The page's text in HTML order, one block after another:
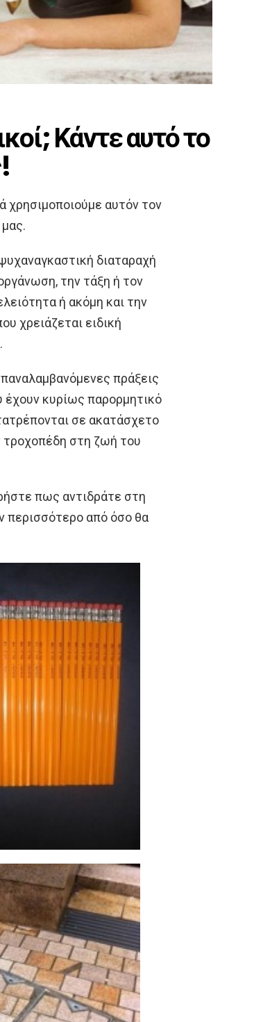
Κάντε αυτό το
αυτόν τον
διαταραχή
την τάξη ή τον
ή ακόμη και την
χρειάζεται ειδική
πράξεις
έχουν κυρίως παρορμητικό
σε ακατάσχετο
τροχοπέδη στη ζωή του
πως αντιδράτε στη
περισσότερο από όσο θα